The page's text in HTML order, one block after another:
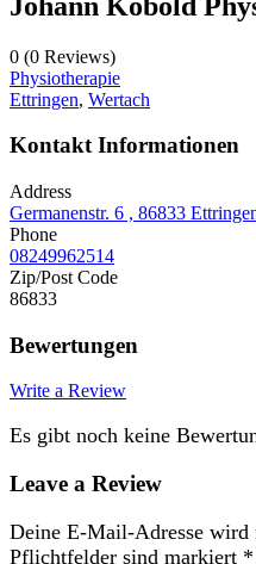
0 (0 Reviews)
Physiotherapie
Ettringen, Wertach
Kontakt Informationen
Address
Germanenstr. 6 , 86833
Phone
08249962514
Zip/Post Code
86833
Bewertungen
Write a Review
Es gibt noch keine
Leave a Review
Deine E-Mail-Adresse
Pflichtfelder sind markiert *